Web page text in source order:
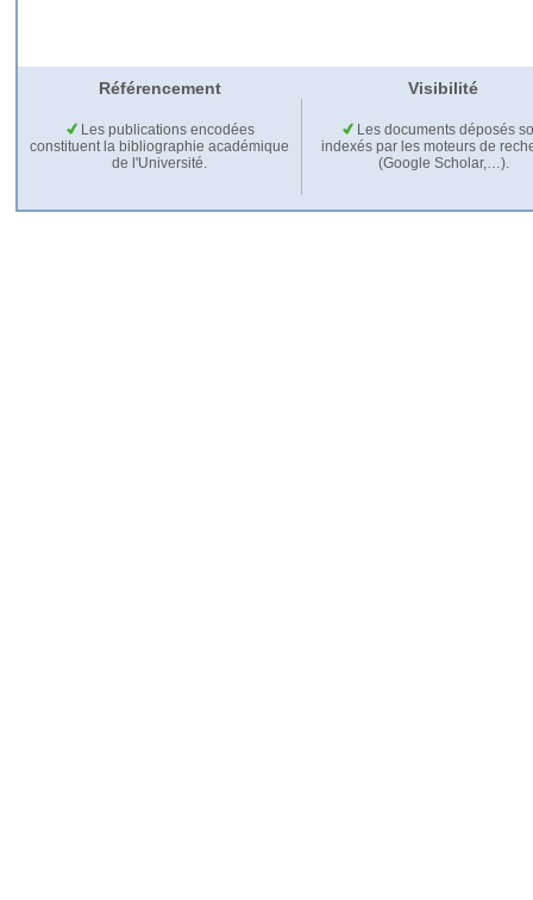
Référencement Visibilité
Les publications encodées
constituent la bibliographie académique
de l'Université.
Les documents déposés
indexés par les moteurs de
(Google Scholar,…).